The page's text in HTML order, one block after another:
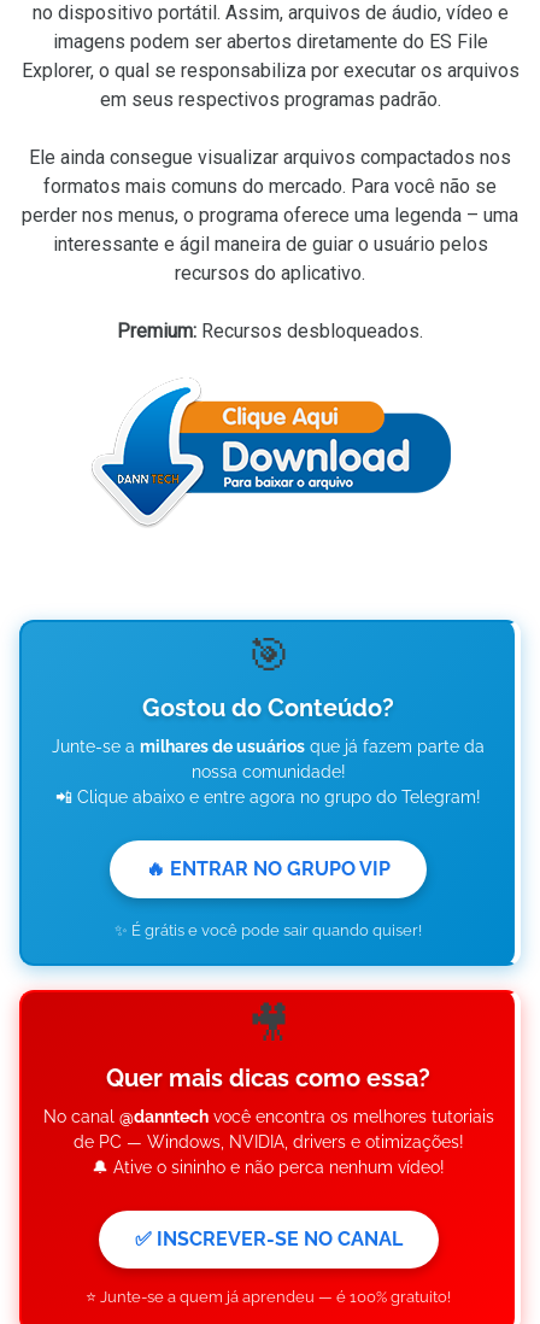
no dispositivo portátil. Assim, arquivos de áudio, vídeo e
imagens podem ser abertos diretamente do ES File
Explorer, o qual se responsabiliza por executar os arquivos
em seus respectivos programas padrão.
Ele ainda consegue visualizar arquivos compactados nos
formatos mais comuns do mercado. Para você não se
perder nos menus, o programa oferece uma legenda – uma
interessante e ágil maneira de guiar o usuário pelos
recursos do aplicativo.
Premium: Recursos desbloqueados.
🎯
Gostou do Conteúdo?
Junte-se a milhares de usuários que já fazem parte da
nossa comunidade!
📲 Clique abaixo e entre agora no grupo do Telegram!
🔥 ENTRAR NO GRUPO VIP
✨ É grátis e você pode sair quando quiser!
🎥
Quer mais dicas como essa?
No canal @danntechvocê encontra os melhores tutoriais
de PC — Windows, NVIDIA, drivers e otimizações!
🔔 Ative o sininho e não perca nenhum vídeo!
✅ INSCREVER-SE NO CANAL
⭐ Junte-se a quem já aprendeu — é 100% gratuito!